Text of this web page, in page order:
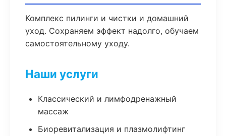
Комплекс пилинги и чистки и домашний
уход. Сохраняем эффект надолго, обучаем
самостоятельному уходу.
Наши услуги
Классический и лимфодренажный
массаж
Биоревитализация и плазмолифтинг